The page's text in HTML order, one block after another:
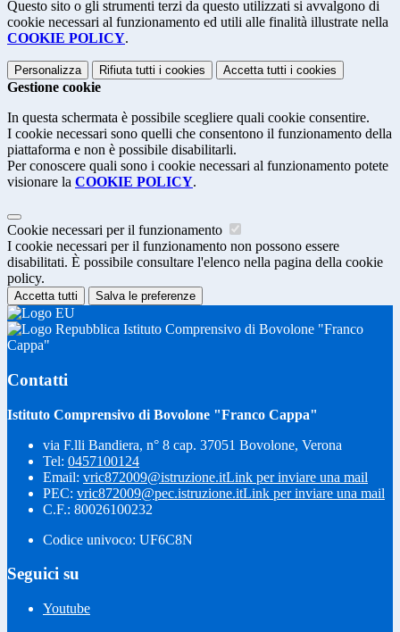
Questo sito o gli strumenti terzi da questo utilizzati si avvalgono di
cookie necessari al funzionamento ed utili alle finalità illustrate nella
COOKIE POLICY.
Personalizza Rifiuta tutti i cookies Accetta tutti i cookies
Gestione cookie
In questa schermata è possibile scegliere quali cookie consentire.
I cookie necessari sono quelli che consentono il funzionamento della
piattaforma e non è possibile disabilitarli.
Per conoscere quali sono i cookie necessari al funzionamento potete
visionare la COOKIE POLICY.
Cookie necessari per il funzionamento
I cookie necessari per il funzionamento non possono essere
disabilitati. È possibile consultare l'elenco nella pagina della cookie
policy.
Accetta tutti Salva le preferenze
Istituto Comprensivo di Bovolone "Franco
Cappa"
Contatti
Istituto Comprensivo di Bovolone "Franco Cappa"
via F.lli Bandiera, n° 8 cap. 37051 Bovolone, Verona
Tel: 0457100124
Email: vric872009@istruzione.itLink per inviare una mail
PEC: vric872009@pec.istruzione.itLink per inviare una mail
C.F.: 80026100232
Codice univoco: UF6C8N
Seguici su
Youtube